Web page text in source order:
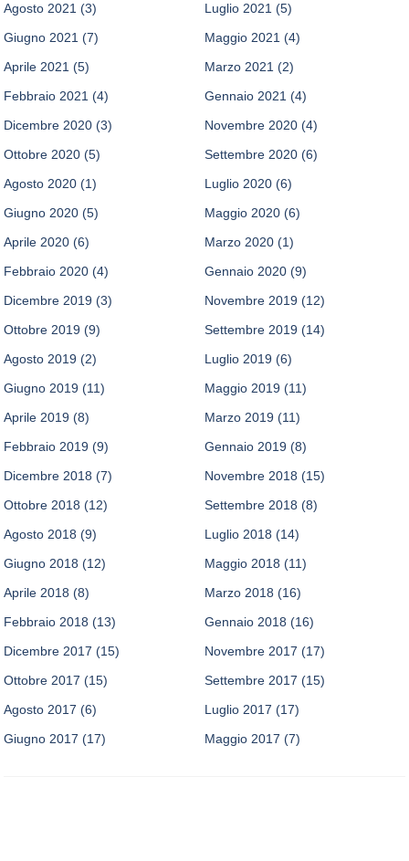
Agosto 2021 (3) Luglio 2021 (5)
Giugno 2021 (7) Maggio 2021 (4)
Aprile 2021 (5) Marzo 2021 (2)
Febbraio 2021 (4) Gennaio 2021 (4)
Dicembre 2020 (3) Novembre 2020 (4)
Ottobre 2020 (5) Settembre 2020 (6)
Agosto 2020 (1) Luglio 2020 (6)
Giugno 2020 (5) Maggio 2020 (6)
Aprile 2020 (6) Marzo 2020 (1)
Febbraio 2020 (4) Gennaio 2020 (9)
Dicembre 2019 (3) Novembre 2019 (12)
Ottobre 2019 (9) Settembre 2019 (14)
Agosto 2019 (2) Luglio 2019 (6)
Giugno 2019 (11) Maggio 2019 (11)
Aprile 2019 (8) Marzo 2019 (11)
Febbraio 2019 (9) Gennaio 2019 (8)
Dicembre 2018 (7) Novembre 2018 (15)
Ottobre 2018 (12) Settembre 2018 (8)
Agosto 2018 (9) Luglio 2018 (14)
Giugno 2018 (12) Maggio 2018 (11)
Aprile 2018 (8) Marzo 2018 (16)
Febbraio 2018 (13) Gennaio 2018 (16)
Dicembre 2017 (15) Novembre 2017 (17)
Ottobre 2017 (15) Settembre 2017 (15)
Agosto 2017 (6) Luglio 2017 (17)
Giugno 2017 (17) Maggio 2017 (7)